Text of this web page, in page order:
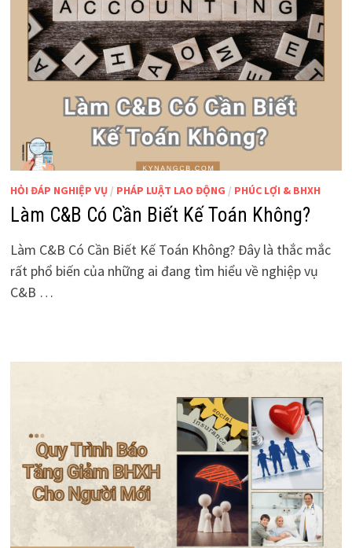
HỎI ĐÁP NGHIỆP VỤ/ PHÁP LUẬT LAO ĐỘNG / PHÚC LỢI & BHXH
Làm C&B Có Cần Biết Kế Toán Không?
Làm C&B Có Cần Biết Kế Toán Không? Đây là thắc mắc
rất phổ biến của những ai đang tìm hiểu về nghiệp vụ
C&B …